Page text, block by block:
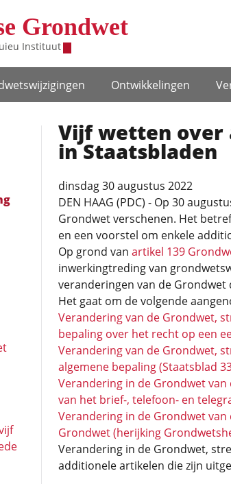
Grondwet
Instituut
Ontwikke­lingen
Vijf wetten over
in Staatsbladen
dinsdag 30 augustus 2022
DEN HAAG (PDC) - Op 30
Grondwet verschenen. Het
en een voorstel om enkele
Op grond van artikel 139
inwerkingtreding van
veranderingen van de Grondwet
Het gaat om de volgende
Verandering van de Grondwet,
bepaling over het recht op een
Verandering van de Grondwet,
algemene bepaling (Staatsblad
Verandering in de Grondwet
van het brief-, telefoon- en
Verandering in de Grondwet
Grondwet (herijking
Verandering in de Grondwet,
additionele artikelen die zijn